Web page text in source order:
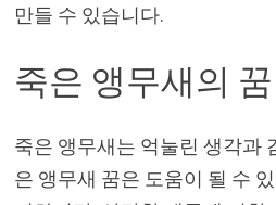
만들 수 있습니다.
죽은 앵무새의 꿈
죽은 앵무새는 억눌린 생각과
은 앵무새 꿈은 도움이 될 수